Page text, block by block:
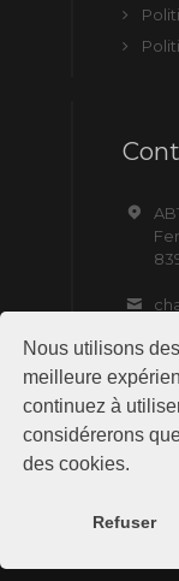
Nous utilisons
meilleure
continuez à
considérerons
des cookies.
Refuser
ABT